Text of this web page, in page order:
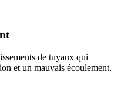
de tuyaux qui
et un mauvais écoulement.